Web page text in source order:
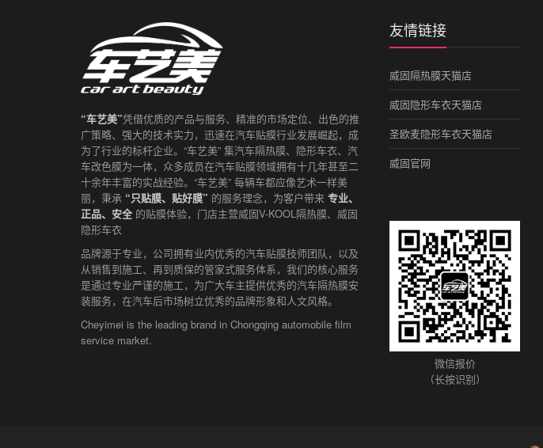
“车艺美”凭借优质的产品与服务、精准的市场定位、出色的推
广策略、强大的技术实力，迅速在汽车贴膜行业发展崛起，成
为了行业的标杆企业。“车艺美” 集汽车隔热膜、隐形车衣、汽
车改色膜为一体，众多成员在汽车贴膜领域拥有十几年甚至二
十余年丰富的实战经验。“车艺美” 每辆车都应像艺术一样美
丽，秉承 “只贴膜、贴好膜” 的服务理念，为客户带来 专业、
正品、安全 的贴膜体验，门店主营威固V-KOOL隔热膜、威固
隐形车衣
品牌源于专业，公司拥有业内优秀的汽车贴膜技师团队，以及
从销售到施工、再到质保的管家式服务体系，我们的核心服务
是通过专业严谨的施工，为广大车主提供优秀的汽车隔热膜安
装服务，在汽车后市场树立优秀的品牌形象和人文风格。
Cheyimei is the leading brand in Chongqing automobile film
service market.
友情链接
威固隔热膜天猫店
威固隐形车衣天猫店
圣欧麦隐形车衣天猫店
威固官网
微信报价
（长按识别）